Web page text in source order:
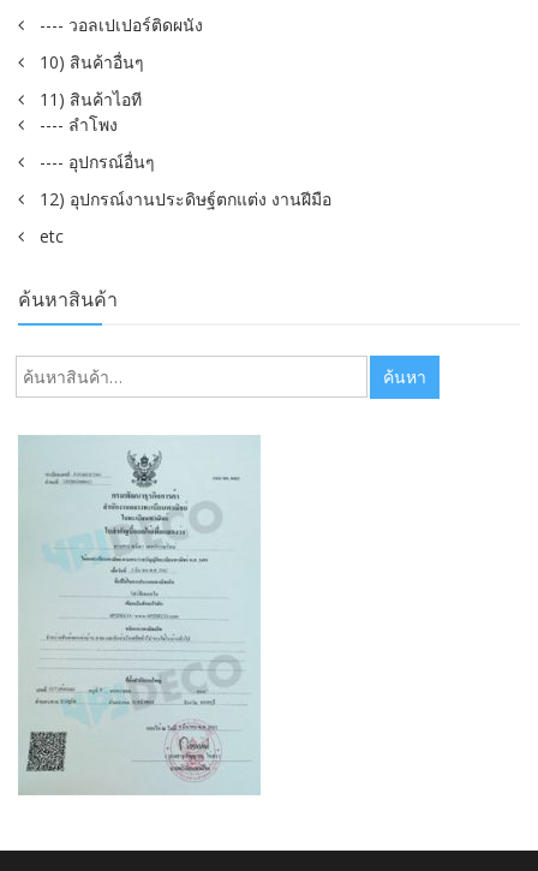
---- วอลเปเปอร์ติดผนัง
10) สินค้าอื่นๆ
11) สินค้าไอที
---- ลำโพง
---- อุปกรณ์อื่นๆ
12) อุปกรณ์งานประดิษฐ์ตกแต่ง งานฝีมือ
etc
ค้นหาสินค้า
ค้นหา: ค้นหา